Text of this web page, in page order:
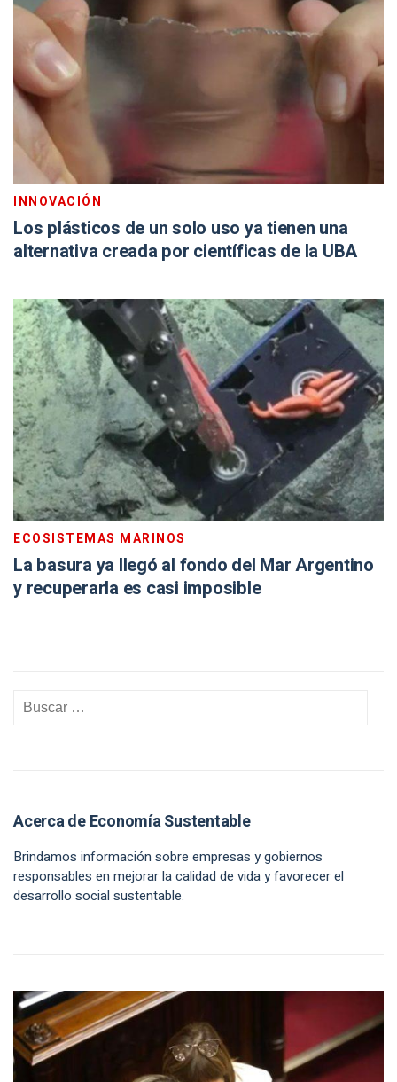
INNOVACIÓN
Los plásticos de un solo uso ya tienen una
alternativa creada por científicas de la UBA
ECOSISTEMAS MARINOS
La basura ya llegó al fondo del Mar Argentino
y recuperarla es casi imposible
Acerca de Economía Sustentable
Brindamos información sobre empresas y gobiernos
responsables en mejorar la calidad de vida y favorecer el
desarrollo social sustentable.